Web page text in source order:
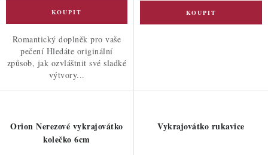
Romantický doplněk pro vaše
pečení Hledáte originální
způsob, jak ozvláštnit své sladké
výtvory...
Orion Nerezové vykrajovátko
kolečko 6cm
Vykrajovátko rukavice